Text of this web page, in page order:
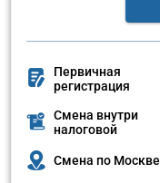
Первичная
регистрация
Смена внутри
налоговой
Смена по Москве